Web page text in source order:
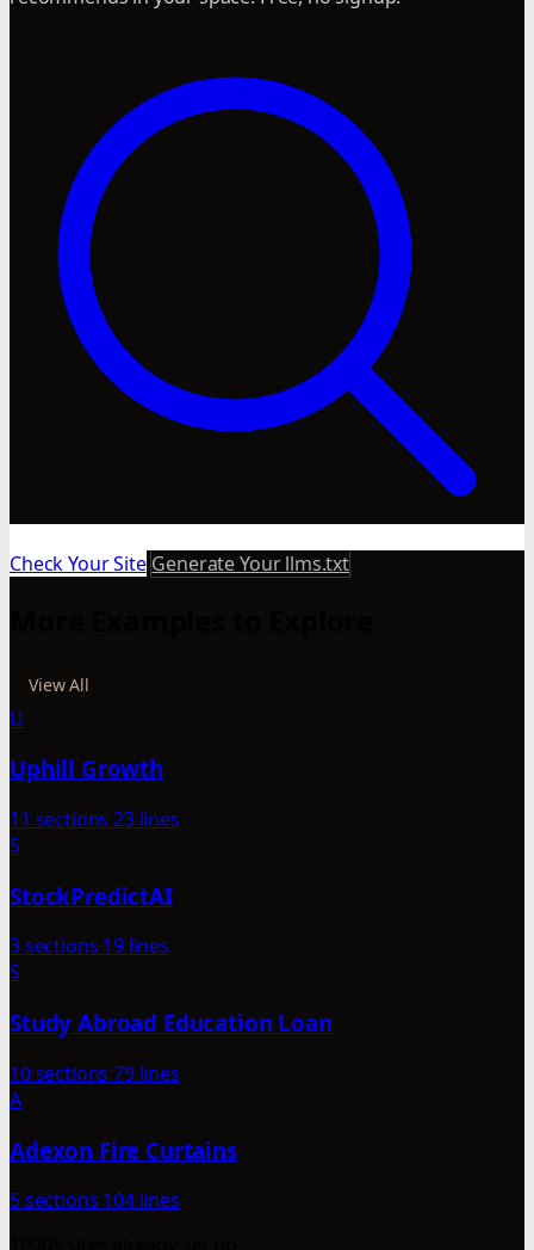
Check Your Site Generate Your llms.txt
View All
U
Uphill Growth
11 sections 23 lines
S
StockPredictAI
3 sections 19 lines
S
Study Abroad Education Loan
10 sections 79 lines
A
Adexon Fire Curtains
5 sections 104 lines